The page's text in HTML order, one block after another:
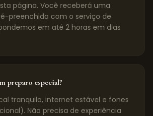
página. Você receberá uma
preenchida com o serviço de
em até 2 horas em dias
preparo especial?
tranquilo, internet estável e fones
Não precisa de experiência